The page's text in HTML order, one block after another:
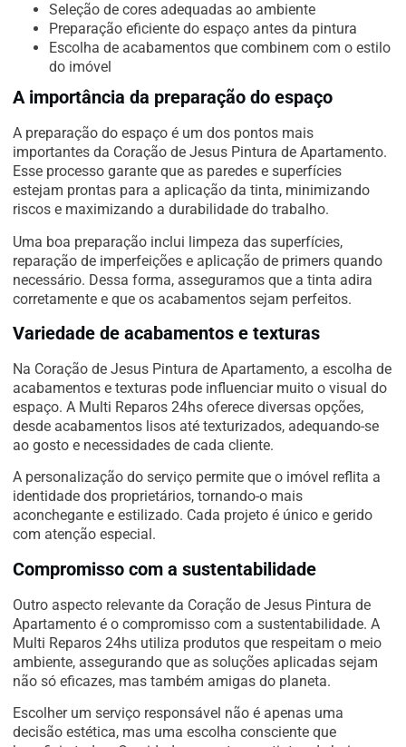
Seleção de cores adequadas ao ambiente
Preparação eficiente do espaço antes da pintura
Escolha de acabamentos que combinem com o estilo
do imóvel
A importância da preparação do espaço
A preparação do espaço é um dos pontos mais
importantes da Coração de Jesus Pintura de Apartamento.
Esse processo garante que as paredes e superfícies
estejam prontas para a aplicação da tinta, minimizando
riscos e maximizando a durabilidade do trabalho.
Uma boa preparação inclui limpeza das superfícies,
reparação de imperfeições e aplicação de primers quando
necessário. Dessa forma, asseguramos que a tinta adira
corretamente e que os acabamentos sejam perfeitos.
Variedade de acabamentos e texturas
Na Coração de Jesus Pintura de Apartamento, a escolha de
acabamentos e texturas pode influenciar muito o visual do
espaço. A Multi Reparos 24hs oferece diversas opções,
desde acabamentos lisos até texturizados, adequando-se
ao gosto e necessidades de cada cliente.
A personalização do serviço permite que o imóvel reflita a
identidade dos proprietários, tornando-o mais
aconchegante e estilizado. Cada projeto é único e gerido
com atenção especial.
Compromisso com a sustentabilidade
Outro aspecto relevante da Coração de Jesus Pintura de
Apartamento é o compromisso com a sustentabilidade. A
Multi Reparos 24hs utiliza produtos que respeitam o meio
ambiente, assegurando que as soluções aplicadas sejam
não só eficazes, mas também amigas do planeta.
Escolher um serviço responsável não é apenas uma
decisão estética, mas uma escolha consciente que